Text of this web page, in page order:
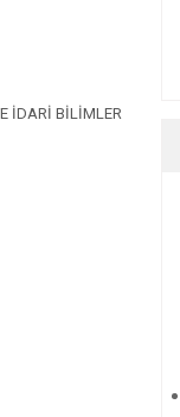
İDARİ BİLİMLER